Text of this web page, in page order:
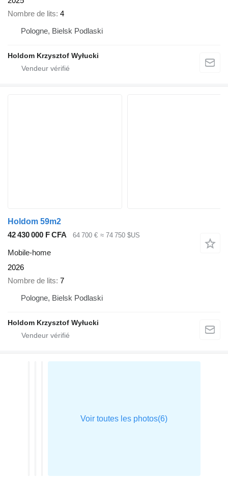
Nombre de lits 4
Pologne, Bielsk Podlaski
Holdom Krzysztof Wyłucki
Holdom 59m2
42 430 000 F CFA
64 700 € ≈ 74 750 $US
Mobile-home
2026
Nombre de lits 7
Pologne, Bielsk Podlaski
Holdom Krzysztof Wyłucki